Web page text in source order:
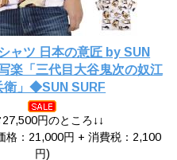
ャツ 日本の意匠 by SUN
楽「三代目大谷鬼次の奴江
衛」◆SUN SURF
27,500円のところ↓↓
格：21,000円 + 消費税：2,100
円)